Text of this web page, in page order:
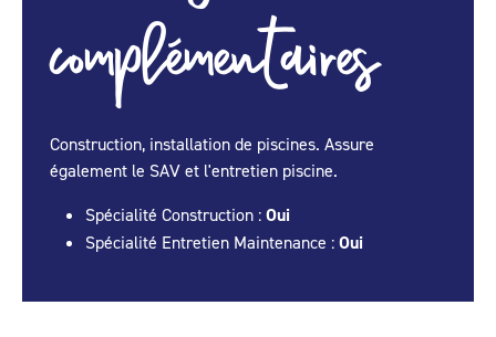
complémentaires
Construction, installation de piscines. Assure
également le SAV et l'entretien piscine.
Spécialité Construction : Oui
Spécialité Entretien Maintenance : Oui